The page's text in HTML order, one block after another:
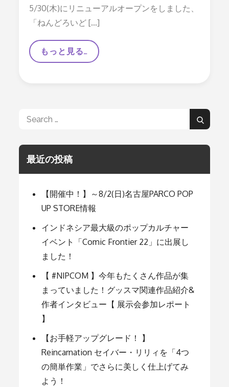
5/30(木)にリニューアルオープンをしました、
「ねんどろいど […]
【リ
ニ
ど
ど
フ
ェ
イ
メ
ー
カ
を
使
っ
て
み
もっと見る…
Search
Search
最近の投稿
【開催中！】～8/2(日)名古屋PARCO POP
UP STORE情報
インドネシア最大級のポップカルチャー
イベント「Comic Frontier 22」に出展し
ました！
【 #NIPCOM 】今年もたくさん作品が集
まっていました！グッスマ関連作品紹介&
作者インタビュー【 展示会参加レポート
】
【お手軽アップグレード！ 】
Reincarnation セイバー・リリィを「4つ
の簡単作業」でさらに美しく仕上げてみ
よう！